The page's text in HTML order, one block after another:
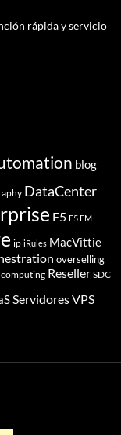
rápida y servicio
blog
DataCenter
F5 F5 EM
ip iRules MacVittie
overselling
Reseller SDC
Servidores VPS